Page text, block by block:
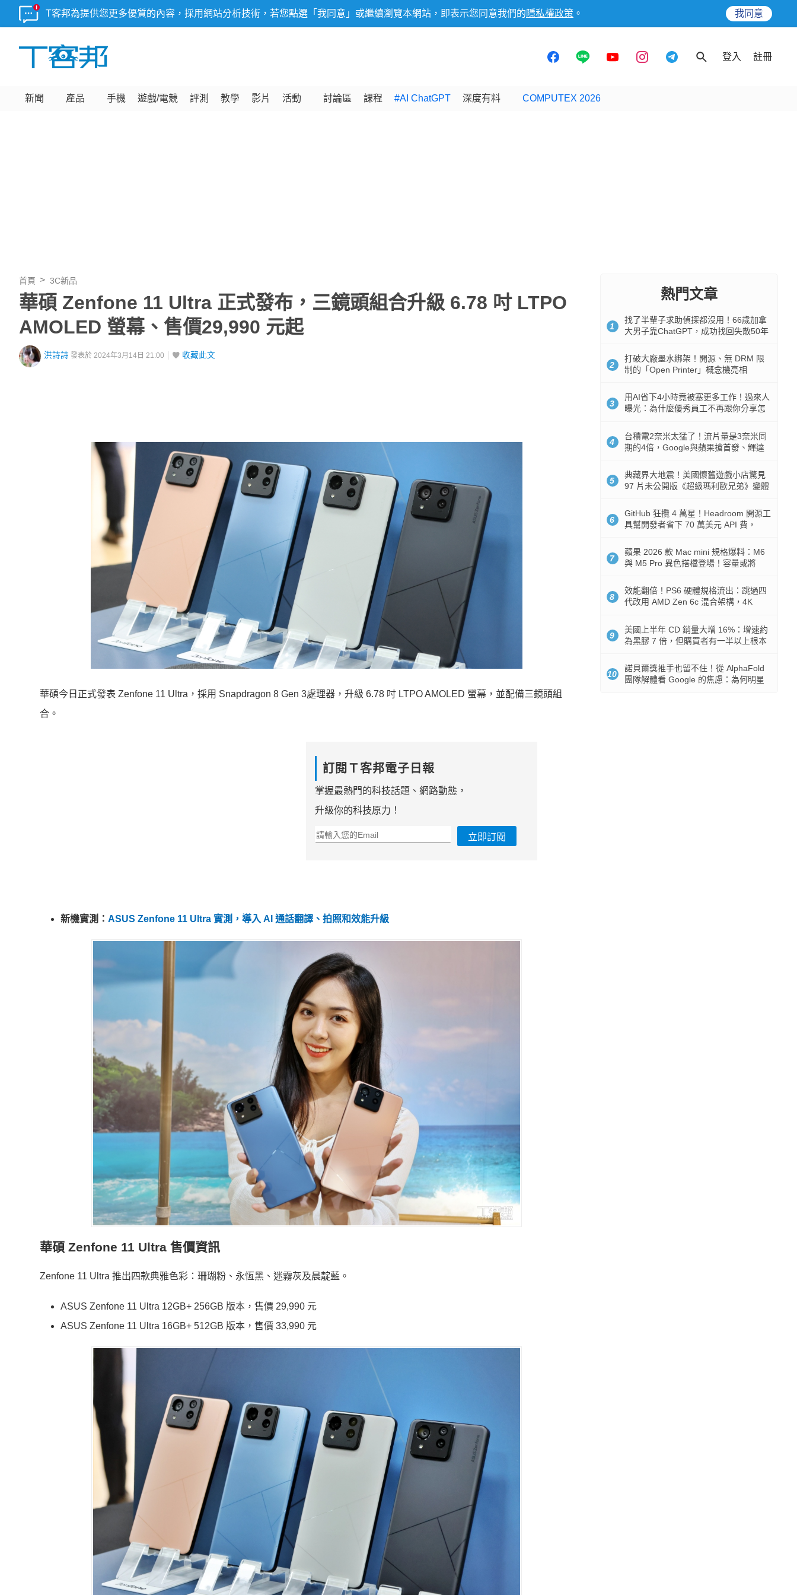
T客邦為提供您更多優質的內容，採用網站分析技術，若您點選「我同意」或繼續瀏覽本網站，即表示您同意我們的 隱私權政策 。 我同意
登入 註冊
新聞 產品 手機 遊戲/電競 評測 教學 影片 活動 討論區 課程 #AI ChatGPT 深度有料 COMPUTEX 2026
首頁 3C新品
華碩 Zenfone 11 Ultra 正式發布，三鏡頭組合升級 6.78 吋 LTPO
AMOLED 螢幕、售價29,990 元起
洪詩詩 發表於 2024年3月14日 21:00 收藏此文
華碩今日正式發表 Zenfone 11 Ultra，採用 Snapdragon 8 Gen 3處理器，升級 6.78 吋 LTPO AMOLED 螢幕，並配備三鏡頭組
合。
訂閱Ｔ客邦電子日報
掌握最熱門的科技話題、網路動態，
升級你的科技原力！
立即訂閱
新機實測： ASUS Zenfone 11 Ultra 實測，導入 AI 通話翻譯、拍照和效能升級
華碩 Zenfone 11 Ultra 售價資訊
Zenfone 11 Ultra 推出四款典雅色彩：珊瑚粉、永恆黑、迷霧灰及晨靛藍。
ASUS Zenfone 11 Ultra 12GB+ 256GB 版本，售價 29,990 元
ASUS Zenfone 11 Ultra 16GB+ 512GB 版本，售價 33,990 元
熱門文章
1
找了半輩子求助偵探都沒用！66歲加拿
大男子靠ChatGPT，成功找回失散50年
2
打破大廠墨水綁架！開源、無 DRM 限
制的「Open Printer」概念機亮相
3
用AI省下4小時竟被塞更多工作！過來人
曝光：為什麼優秀員工不再跟你分享怎
4
台積電2奈米太猛了！流片量是3奈米同
期的4倍，Google與蘋果搶首發、輝達
5
典藏界大地震！美國懷舊遊戲小店驚見
97 片未公開版《超級瑪利歐兄弟》變體
6
GitHub 狂攬 4 萬星！Headroom 開源工
具幫開發者省下 70 萬美元 API 費，
7
蘋果 2026 款 Mac mini 規格爆料：M6
與 M5 Pro 異色搭檔登場！容量或將
8
效能翻倍！PS6 硬體規格流出：跳過四
代改用 AMD Zen 6c 混合架構，4K
9
美國上半年 CD 銷量大增 16%：增速約
為黑膠 7 倍，但購買者有一半以上根本
10
諾貝爾獎推手也留不住！從 AlphaFold
團隊解體看 Google 的焦慮：為何明星